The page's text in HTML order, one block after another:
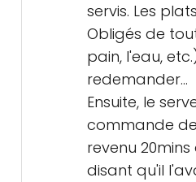
servis. Les
Obligés de
pain, l'eau,
redemander...
Ensuite, le
commande
revenu
disant qu'il